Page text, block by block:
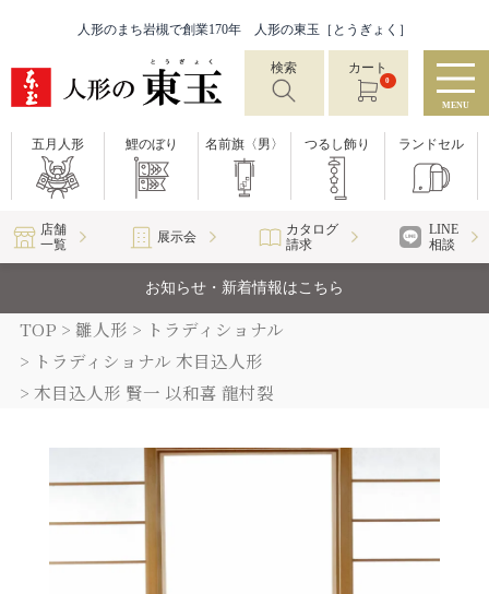
人形のまち岩槻で創業170年 人形の東玉［とうぎょく］
検索 カート
0
MENU
五月人形 鯉のぼり 名前旗〈男〉 つるし飾り ランドセル
店舗
一覧
展示会
カタログ
請求
LINE
相談
お知らせ・新着情報はこちら
TOP 雛人形
トラディショナル
トラディショナル 木目込人形
木目込人形 賢一 以和喜 龍村裂